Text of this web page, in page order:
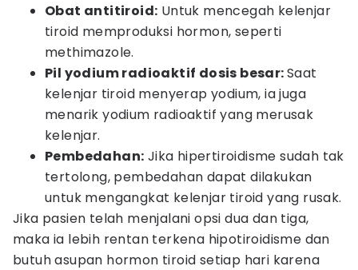
Obat antitiroid: Untuk mencegah kelenjar
tiroid memproduksi hormon, seperti
methimazole.
Pil yodium radioaktif dosis besar:Saat
kelenjar tiroid menyerap yodium, ia juga
menarik yodium radioaktif yang merusak
kelenjar.
Pembedahan: Jika hipertiroidisme sudah tak
tertolong, pembedahan dapat dilakukan
untuk mengangkat kelenjar tiroid yang rusak.
Jika pasien telah menjalani opsi dua dan tiga,
maka ia lebih rentan terkena hipotiroidisme dan
butuh asupan hormon tiroid setiap hari karena